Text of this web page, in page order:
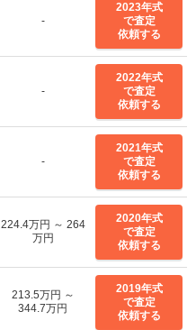
-
2023年式
で査定
依頼する
-
2022年式
で査定
依頼する
-
2021年式
で査定
依頼する
224.4万円 ～ 264
万円
2020年式
で査定
依頼する
213.5万円 ～
344.7万円
2019年式
で査定
依頼する